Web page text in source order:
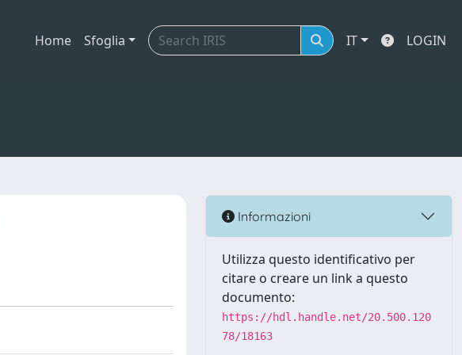
Home Sfoglia IT LOGIN
Informazioni
Utilizza questo identificativo per
citare o creare un link a questo
documento:
https://hdl.handle.net/20.500.120
78/18163